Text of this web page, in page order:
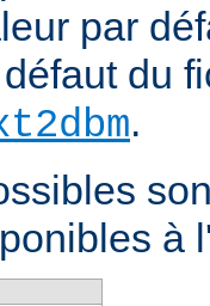
par
du
.
à